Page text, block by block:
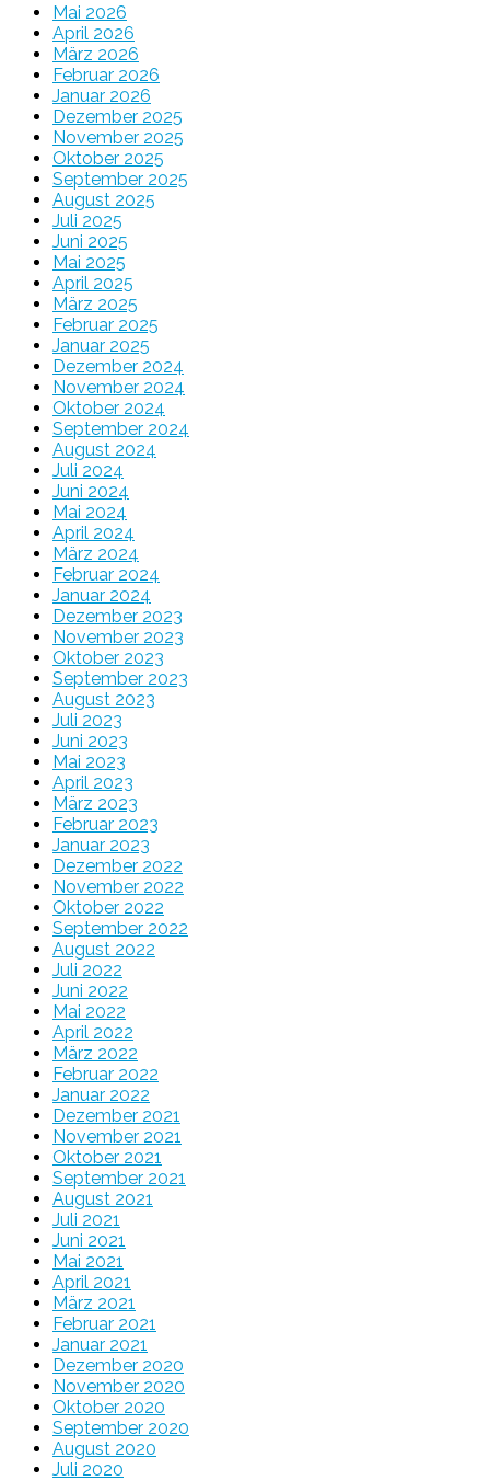
Mai 2026
April 2026
März 2026
Februar 2026
Januar 2026
Dezember 2025
November 2025
Oktober 2025
September 2025
August 2025
Juli 2025
Juni 2025
Mai 2025
April 2025
März 2025
Februar 2025
Januar 2025
Dezember 2024
November 2024
Oktober 2024
September 2024
August 2024
Juli 2024
Juni 2024
Mai 2024
April 2024
März 2024
Februar 2024
Januar 2024
Dezember 2023
November 2023
Oktober 2023
September 2023
August 2023
Juli 2023
Juni 2023
Mai 2023
April 2023
März 2023
Februar 2023
Januar 2023
Dezember 2022
November 2022
Oktober 2022
September 2022
August 2022
Juli 2022
Juni 2022
Mai 2022
April 2022
März 2022
Februar 2022
Januar 2022
Dezember 2021
November 2021
Oktober 2021
September 2021
August 2021
Juli 2021
Juni 2021
Mai 2021
April 2021
März 2021
Februar 2021
Januar 2021
Dezember 2020
November 2020
Oktober 2020
September 2020
August 2020
Juli 2020